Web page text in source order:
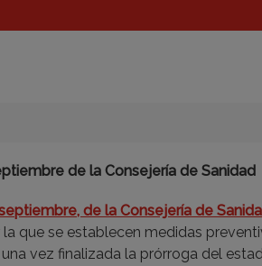
de la Consejería de Sanidad
de la Consejería de
que se establecen medidas
vez finalizada la prórroga del